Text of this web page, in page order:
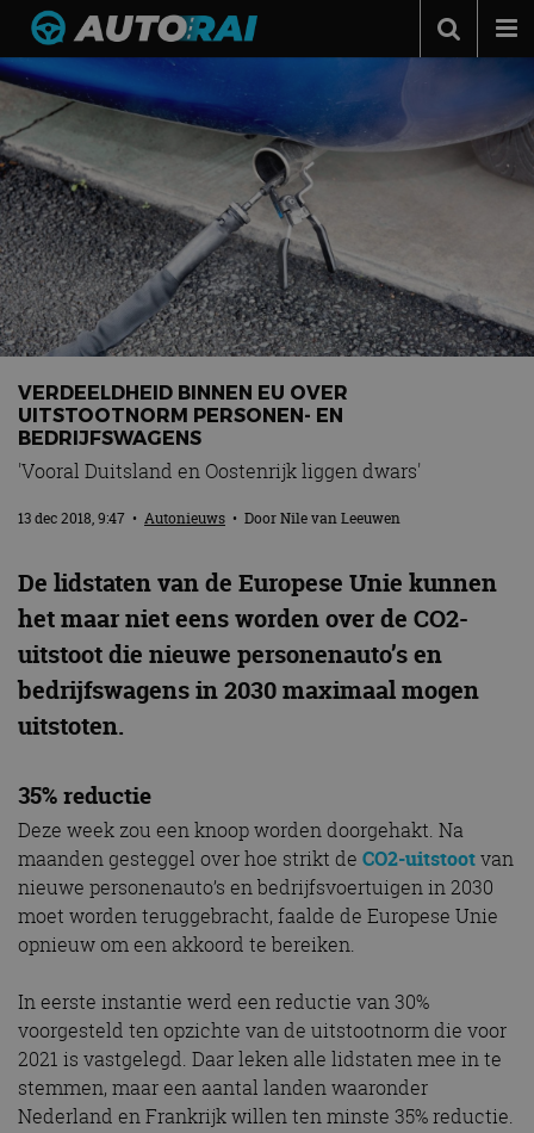
Autonieuws
Podcast
Autotests
Automerken
Adverteren
Contact
MotorRAI.nl
VERDEELDHEID BINNEN EU OVER
UITSTOOTNORM PERSONEN- EN
BEDRIJFSWAGENS
'Vooral Duitsland en Oostenrijk liggen dwars'
13 dec 2018, 9:47 • Autonieuws • DoorNile van Leeuwen
De lidstaten van de Europese Unie kunnen
het maar niet eens worden over de CO2-
uitstoot die nieuwe personenauto’s en
bedrijfswagens in 2030 maximaal mogen
uitstoten.
35% reductie
Deze week zou een knoop worden doorgehakt. Na
maanden gesteggel over hoe strikt de CO2-uitstootvan
nieuwe personenauto’s en bedrijfsvoertuigen in 2030
moet worden teruggebracht, faalde de Europese Unie
opnieuw om een akkoord te bereiken.
In eerste instantie werd een reductie van 30%
voorgesteld ten opzichte van de uitstootnorm die voor
2021 is vastgelegd. Daar leken alle lidstaten mee in te
stemmen, maar een aantal landen waaronder
Nederland en Frankrijk willen ten minste 35% reductie.